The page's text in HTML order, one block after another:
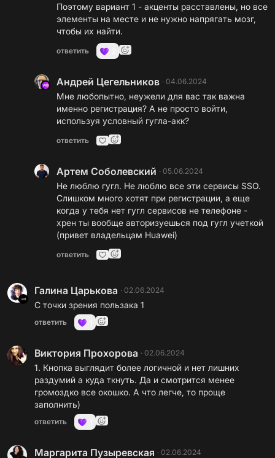
Поэтому вариант 1 - акценты расставлены, но все
элементы на месте и не нужно напрягать мозг,
чтобы их найти.
ответить
Андрей Цегельников · 04.06.2024
Мне любопытно, неужели для вас так важна
именно регистрация? А не просто войти,
используя условный гугла-акк?
ответить
Артем Соболевский · 05.06.2024
Не люблю гугл. Не люблю все эти сервисы SSO.
Слишком много хотят при регистрации, а еще
когда у тебя нет гугл сервисов не телефоне -
хрен ты вообще авторизуешься под гугл учеткой
(привет владельцам Huawei)
ответить
Галина Царькова · 02.06.2024
С точки зрения пользака 1
ответить
Виктория Прохорова · 02.06.2024
1. Кнопка выглядит более логичной и нет лишних
раздумий а куда ткнуть. Да и смотрится менее
громоздко все окошко. А что легче, то проще
заполнить)
ответить
Маргарита Пузыревская · 02.06.2024